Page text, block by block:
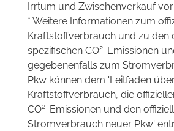
Irrtum und Zwischenverkauf
* Weitere Informationen zum
Kraftstoffverbrauch und zu den
spezifischen CO2-Emissionen
gegebenenfalls zum
Pkw können dem 'Leitfaden
Kraftstoffverbrauch, die
CO2-Emissionen und den
Stromverbrauch neuer Pkw'